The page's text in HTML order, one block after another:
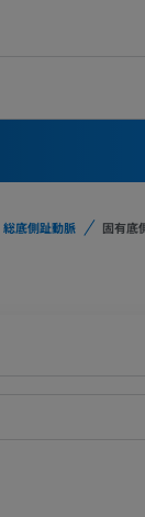
総底側趾動脈 固有底